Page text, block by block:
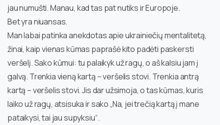
jau numušti. Manau, kad tas pat nutiks ir Europoje.
Bet yra niuansas.
Man labai patinka anekdotas apie ukrainiečių mentalitetą,
žinai, kaip vienas kūmas paprašė kito padėti paskersti
veršelį. Sako kūmui: tu palaikyk už ragų, o aš kalsiu jam į
galvą. Trenkia vieną kartą – veršelis stovi. Trenkia antrą
kartą – veršelis stovi. Jis dar užsimoja, o tas kūmas, kuris
laiko už ragų, atsisuka ir sako „Na, jei trečią kartą į mane
pataikysi, tai jau supyksiu“.